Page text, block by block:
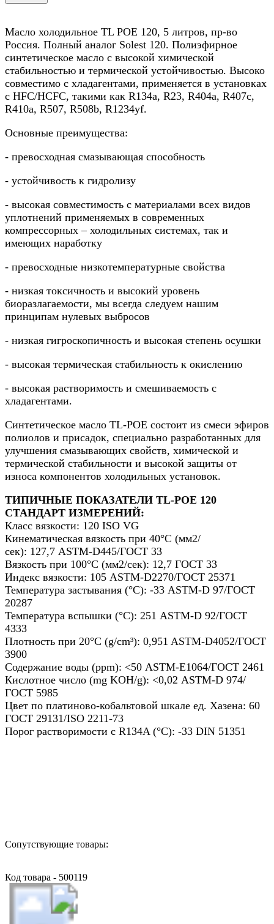
Масло холодильное TL POE 120, 5 литров, пр-во
Россия. Полный аналог Solest 120. Полиэфирное
синтетическое масло с высокой химической
стабильностью и термической устойчивостью. Высоко
совместимо с хладагентами, применяется в установках
с HFC/HCFC, такими как R134a, R23, R404a, R407c,
R410а, R507, R508b, R1234yf.
Основные преимущества:
- превосходная смазывающая способность
- устойчивость к гидролизу
- высокая совместимость с материалами всех видов
уплотнений применяемых в современных
компрессорных – холодильных системах, так и
имеющих наработку
- превосходные низкотемпературные свойства
- низкая токсичность и высокий уровень
биоразлагаемости, мы всегда следуем нашим
принципам нулевых выбросов
- низкая гигроскопичность и высокая степень осушки
- высокая термическая стабильность к окислению
- высокая растворимость и смешиваемость с
хладагентами.
Синтетическое масло TL-POE состоит из смеси эфиров
полиолов и присадок, специально разработанных для
улучшения смазывающих свойств, химической и
термической стабильности и высокой защиты от
износа компонентов холодильных установок.
ТИПИЧНЫЕ ПОКАЗАТЕЛИ TL-POE 120
СТАНДАРТ ИЗМЕРЕНИЙ:
Класс вязкости: 120 ISO VG
Кинематическая вязкость при 40°C (мм2/
сек): 127,7 ASTM-D445/ГОСТ 33
Вязкость при 100°C (мм2/сек): 12,7 ГОСТ 33
Индекс вязкости: 105 ASTM-D2270/ГОСТ 25371
Температура застывания (°C): -33 ASTM-D 97/ГОСТ
20287
Температура вспышки (°C): 251 ASTM-D 92/ГОСТ
4333
Плотность при 20°C (g/cm³): 0,951 ASTM-D4052/ГОСТ
3900
Содержание воды (ppm): <50 ASTM-E1064/ГОСТ 2461
Кислотное число (mg KOH/g): <0,02 ASTM-D 974/
ГОСТ 5985
Цвет по платиново-кобальтовой шкале ед. Хазена: 60
ГОСТ 29131/ISO 2211-73
Порог растворимости с R134A (°C): -33 DIN 51351
Сопутствующие товары:
Код товара - 500119